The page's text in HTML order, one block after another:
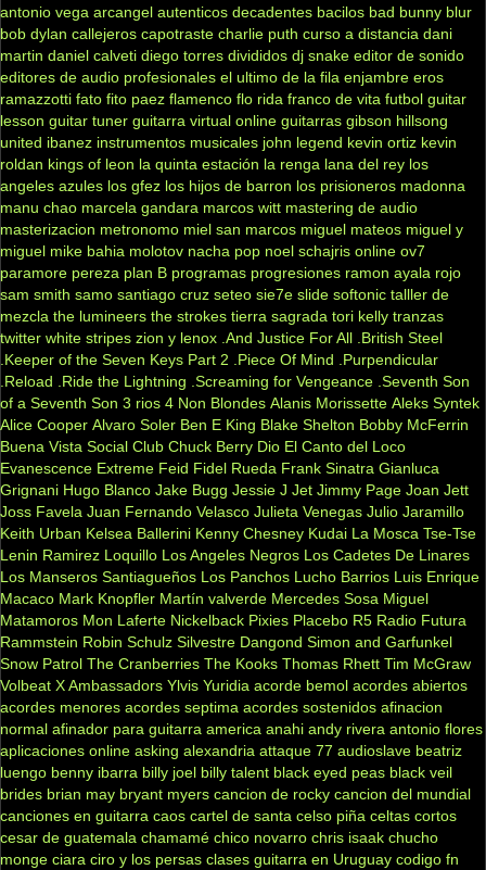
antonio vega arcangel autenticos decadentes bacilos bad bunny blur
bob dylan callejeros capotraste charlie puth curso a distancia dani
martin daniel calveti diego torres divididos dj snake editor de sonido
editores de audio profesionales el ultimo de la fila enjambre eros
ramazzotti fato fito paez flamenco flo rida franco de vita futbol guitar
lesson guitar tuner guitarra virtual online guitarras gibson hillsong
united ibanez instrumentos musicales john legend kevin ortiz kevin
roldan kings of leon la quinta estación la renga lana del rey los
angeles azules los gfez los hijos de barron los prisioneros madonna
manu chao marcela gandara marcos witt mastering de audio
masterizacion metronomo miel san marcos miguel mateos miguel y
miguel mike bahia molotov nacha pop noel schajris online ov7
paramore pereza plan B programas progresiones ramon ayala rojo
sam smith samo santiago cruz seteo sie7e slide softonic talller de
mezcla the lumineers the strokes tierra sagrada tori kelly tranzas
twitter white stripes zion y lenox .And Justice For All .British Steel
.Keeper of the Seven Keys Part 2
.Piece Of Mind
.Purpendicular
.Reload
.Ride the Lightning .Screaming for Vengeance .Seventh Son
of a Seventh Son 3 rios 4 Non Blondes Alanis Morissette Aleks Syntek
Alice Cooper Alvaro Soler Ben E King Blake Shelton Bobby McFerrin
Buena Vista Social Club Chuck Berry Dio El Canto del Loco
Evanescence Extreme Feid Fidel Rueda Frank Sinatra Gianluca
Grignani Hugo Blanco Jake Bugg Jessie J Jet Jimmy Page Joan Jett
Joss Favela Juan Fernando Velasco Julieta Venegas Julio Jaramillo
Keith Urban Kelsea Ballerini Kenny Chesney Kudai La Mosca Tse-Tse
Lenin Ramirez Loquillo Los Angeles Negros Los Cadetes De Linares
Los Manseros Santiagueños Los Panchos Lucho Barrios Luis Enrique
Macaco Mark Knopfler Martín valverde Mercedes Sosa Miguel
Matamoros Mon Laferte Nickelback Pixies Placebo R5 Radio Futura
Rammstein Robin Schulz Silvestre Dangond Simon and Garfunkel
Snow Patrol The Cranberries The Kooks Thomas Rhett Tim McGraw
Volbeat X Ambassadors Ylvis Yuridia acorde bemol acordes abiertos
acordes menores acordes septima acordes sostenidos afinacion
normal afinador para guitarra america anahi andy rivera antonio flores
aplicaciones online asking alexandria attaque 77 audioslave beatriz
luengo benny ibarra billy joel billy talent black eyed peas black veil
brides brian may bryant myers cancion de rocky cancion del mundial
canciones en guitarra caos cartel de santa celso piña celtas cortos
cesar de guatemala chamamé chico novarro chris isaak chucho
monge ciara ciro y los persas clases guitarra en Uruguay codigo fn